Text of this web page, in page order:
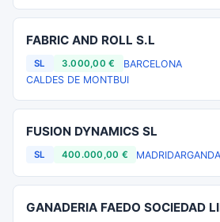
FABRIC AND ROLL S.L
SL 3.000,00 €
BARCELONA
CALDES DE MONTBUI
FUSION DYNAMICS SL
SL 400.000,00 € MADRID
GANADERIA FAEDO SOCIEDAD